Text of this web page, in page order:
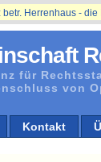
für
von
Kontakt
Herrenhaus - die